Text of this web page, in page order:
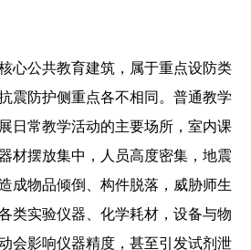
心公共教育建筑，属于重点设防类
震防护侧重点各不相同。普通教学
日常教学活动的主要场所，室内课
材摆放集中，人员高度密集，地震
成物品倾倒、构件脱落，威胁师生
类实验仪器、化学耗材，设备与物
会影响仪器精度，甚至引发试剂泄